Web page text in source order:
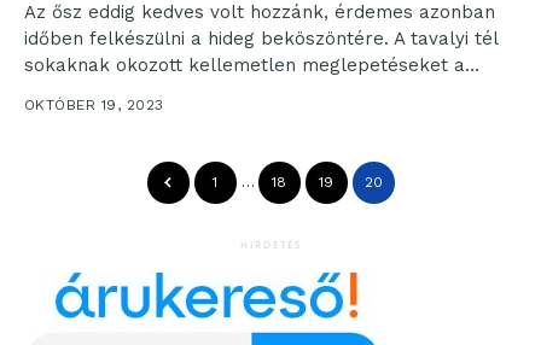
Az ősz eddig kedves volt hozzánk, érdemes azonban
időben felkészülni a hideg beköszöntére. A tavalyi tél
sokaknak okozott kellemetlen meglepetéseket a
rezsiszámlák miatt,...
OKTÓBER 19, 2023
1 … 18 19 20
HIRDETÉS